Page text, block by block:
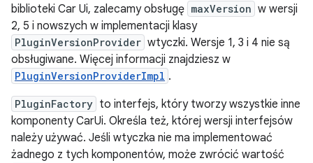
biblioteki Car Ui, zalecamy obsługę maxVersion w wersji
2, 5 i nowszych w implementacji klasy
PluginVersionProvider wtyczki. Wersje 1, 3 i 4 nie są
obsługiwane. Więcej informacji znajdziesz w
PluginVersionProviderImpl .
PluginFactory to interfejs, który tworzy wszystkie inne
komponenty CarUi. Określa też, której wersji interfejsów
należy używać. Jeśli wtyczka nie ma implementować
żadnego z tych komponentów, może zwrócić wartość